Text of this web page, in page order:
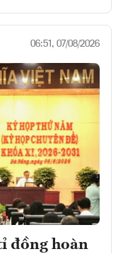
06:51, 07/08/2026
đồng hoàn